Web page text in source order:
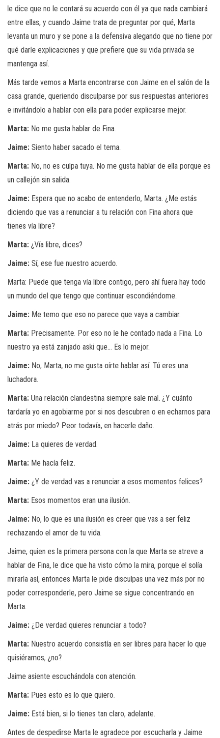
le dice que no le contará su acuerdo con él ya que nada cambiará
entre ellas, y cuando Jaime trata de preguntar por qué, Marta
levanta un muro y se pone a la defensiva alegando que no tiene por
qué darle explicaciones y que prefiere que su vida privada se
mantenga así.
Más tarde vemos a Marta encontrarse con Jaime en el salón de la
casa grande, queriendo disculparse por sus respuestas anteriores
e invitándolo a hablar con ella para poder explicarse mejor.
Marta: No me gusta hablar de Fina.
Jaime: Siento haber sacado el tema.
Marta: No, no es culpa tuya. No me gusta hablar de ella porque es
un callejón sin salida.
Jaime: Espera que no acabo de entenderlo, Marta. ¿Me estás
diciendo que vas a renunciar a tu relación con Fina ahora que
tienes vía libre?
Marta: ¿Vía libre, dices?
Jaime: Sí, ese fue nuestro acuerdo.
Marta: Puede que tenga vía libre contigo, pero ahí fuera hay todo
un mundo del que tengo que continuar escondiéndome.
Jaime: Me temo que eso no parece que vaya a cambiar.
Marta: Precisamente. Por eso no le he contado nada a Fina. Lo
nuestro ya está zanjado aski que… Es lo mejor.
Jaime: No, Marta, no me gusta oírte hablar así. Tú eres una
luchadora.
Marta: Una relación clandestina siempre sale mal. ¿Y cuánto
tardaría yo en agobiarme por si nos descubren o en echarnos para
atrás por miedo? Peor todavía, en hacerle daño.
Jaime: La quieres de verdad.
Marta: Me hacía feliz.
Jaime: ¿Y de verdad vas a renunciar a esos momentos felices?
Marta: Esos momentos eran una ilusión.
Jaime: No, lo que es una ilusión es creer que vas a ser feliz
rechazando el amor de tu vida.
Jaime, quien es la primera persona con la que Marta se atreve a
hablar de Fina, le dice que ha visto cómo la mira, porque el solía
mirarla así, entonces Marta le pide disculpas una vez más por no
poder corresponderle, pero Jaime se sigue concentrando en
Marta.
Jaime: ¿De verdad quieres renunciar a todo?
Marta: Nuestro acuerdo consistía en ser libres para hacer lo que
quisiéramos, ¿no?
Jaime asiente escuchándola con atención.
Marta: Pues esto es lo que quiero.
Jaime: Está bien, si lo tienes tan claro, adelante.
Antes de despedirse Marta le agradece por escucharla y Jaime